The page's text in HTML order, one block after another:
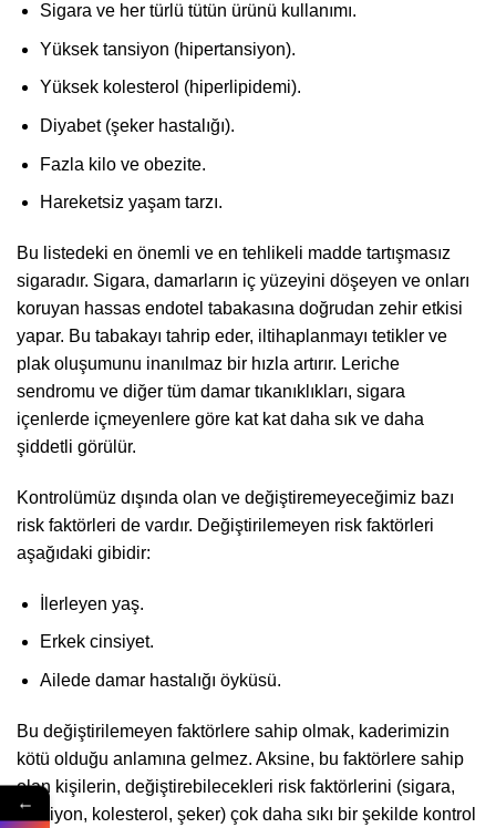
Sigara ve her türlü tütün ürünü kullanımı.
Yüksek tansiyon (hipertansiyon).
Yüksek kolesterol (hiperlipidemi).
Diyabet (şeker hastalığı).
Fazla kilo ve obezite.
Hareketsiz yaşam tarzı.
Bu listedeki en önemli ve en tehlikeli madde tartışmasız
sigaradır. Sigara, damarların iç yüzeyini döşeyen ve onları
koruyan hassas endotel tabakasına doğrudan zehir etkisi
yapar. Bu tabakayı tahrip eder, iltihaplanmayı tetikler ve
plak oluşumunu inanılmaz bir hızla artırır. Leriche
sendromu ve diğer tüm damar tıkanıklıkları, sigara
içenlerde içmeyenlere göre kat kat daha sık ve daha
şiddetli görülür.
Kontrolümüz dışında olan ve değiştiremeyeceğimiz bazı
risk faktörleri de vardır. Değiştirilemeyen risk faktörleri
aşağıdaki gibidir:
İlerleyen yaş.
Erkek cinsiyet.
Ailede damar hastalığı öyküsü.
Bu değiştirilemeyen faktörlere sahip olmak, kaderimizin
kötü olduğu anlamına gelmez. Aksine, bu faktörlere sahip
olan kişilerin, değiştirebilecekleri risk faktörlerini (sigara,
tansiyon, kolesterol, şeker) çok daha sıkı bir şekilde kontrol
←